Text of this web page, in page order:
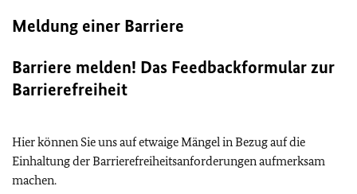
Meldung einer Barriere
Barriere melden! Das Feedbackformular zur
Barrierefreiheit
Hier können Sie uns auf etwaige Mängel in Bezug auf die
Einhaltung der Barrierefreiheitsanforderungen aufmerksam
machen.